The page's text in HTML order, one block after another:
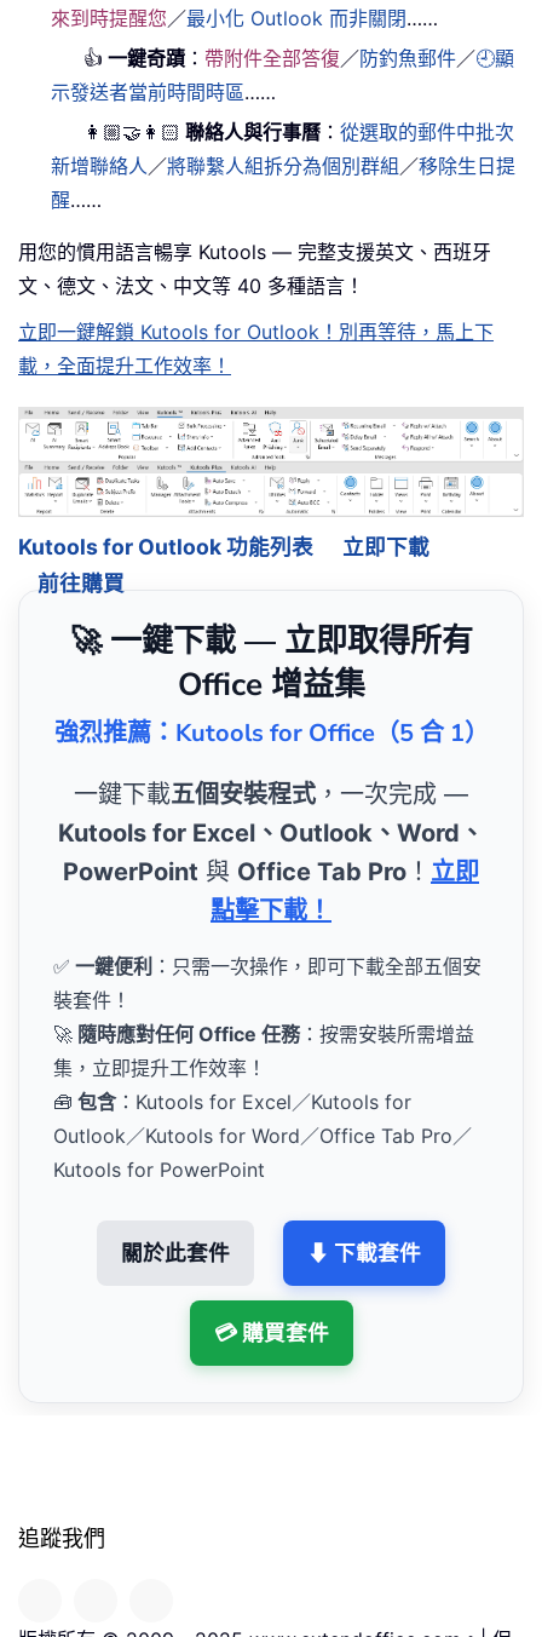
來到時提醒您／最小化 Outlook 而非關閉……
👍 一鍵奇蹟 ： 帶附件全部答復／防釣魚郵件／🕘顯
示發送者當前時間時區……
👩🏼‍🤝‍👩🏻 聯絡人與行事曆 ：從選取的郵件中批次
新增聯絡人／將聯繫人組拆分為個別群組 ／移除生日提
醒……
用您的慣用語言暢享 Kutools — 完整支援英文、西班牙
文、德文、法文、中文等 40 多種語言！
立即一鍵解鎖 Kutools for Outlook！別再等待，馬上下
載，全面提升工作效率！
Kutools for Outlook 功能列表
立即下載
前往購買
🚀 一鍵下載 — 立即取得所有
Office 增益集
強烈推薦：Kutools for Office（5 合 1）
一鍵下載五個安裝程式 ，一次完成 —
Kutools for Excel、Outlook、Word、
PowerPoint 與 Office Tab Pro ！ 立即
點擊下載！
✅ 一鍵便利 ：只需一次操作，即可下載全部五個安
裝套件！
🚀 隨時應對任何 Office 任務：按需安裝所需增益
集，立即提升工作效率！
🧰 包含：Kutools for Excel／Kutools for
Outlook／Kutools for Word／Office Tab Pro／
Kutools for PowerPoint
關於此套件 ⬇ 下載套件
💳 購買套件
追蹤我們